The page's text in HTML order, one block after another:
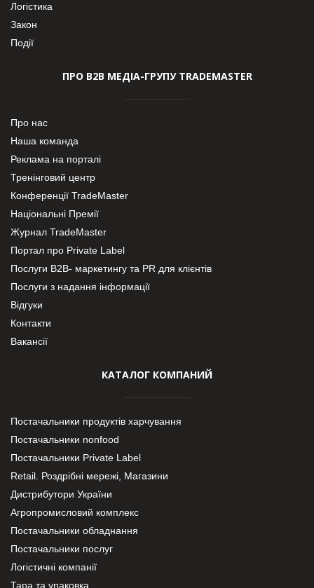
Логістика
Закон
Події
ПРО В2В МЕДІА-ГРУПУ TRADEMASTER
Про нас
Наша команда
Реклама на порталі
Тренінговий центр
Конференції TradeMaster
Національні Премії
Журнал TradeMaster
Портал про Private Label
Послуги В2В- маркетингу та PR для клієнтів
Послуги з надання інформації
Відгуки
Контакти
Вакансії
КАТАЛОГ КОМПАНИЙ
Постачальники продуктів харчування
Постачальники nonfood
Постачальники Private Label
Retail. Роздрібні мережі, Магазини
Дистрибутори України
Агропромисловий комплекс
Постачальники обладнання
Постачальники послуг
Логістичні компанії
Тара та упаковка